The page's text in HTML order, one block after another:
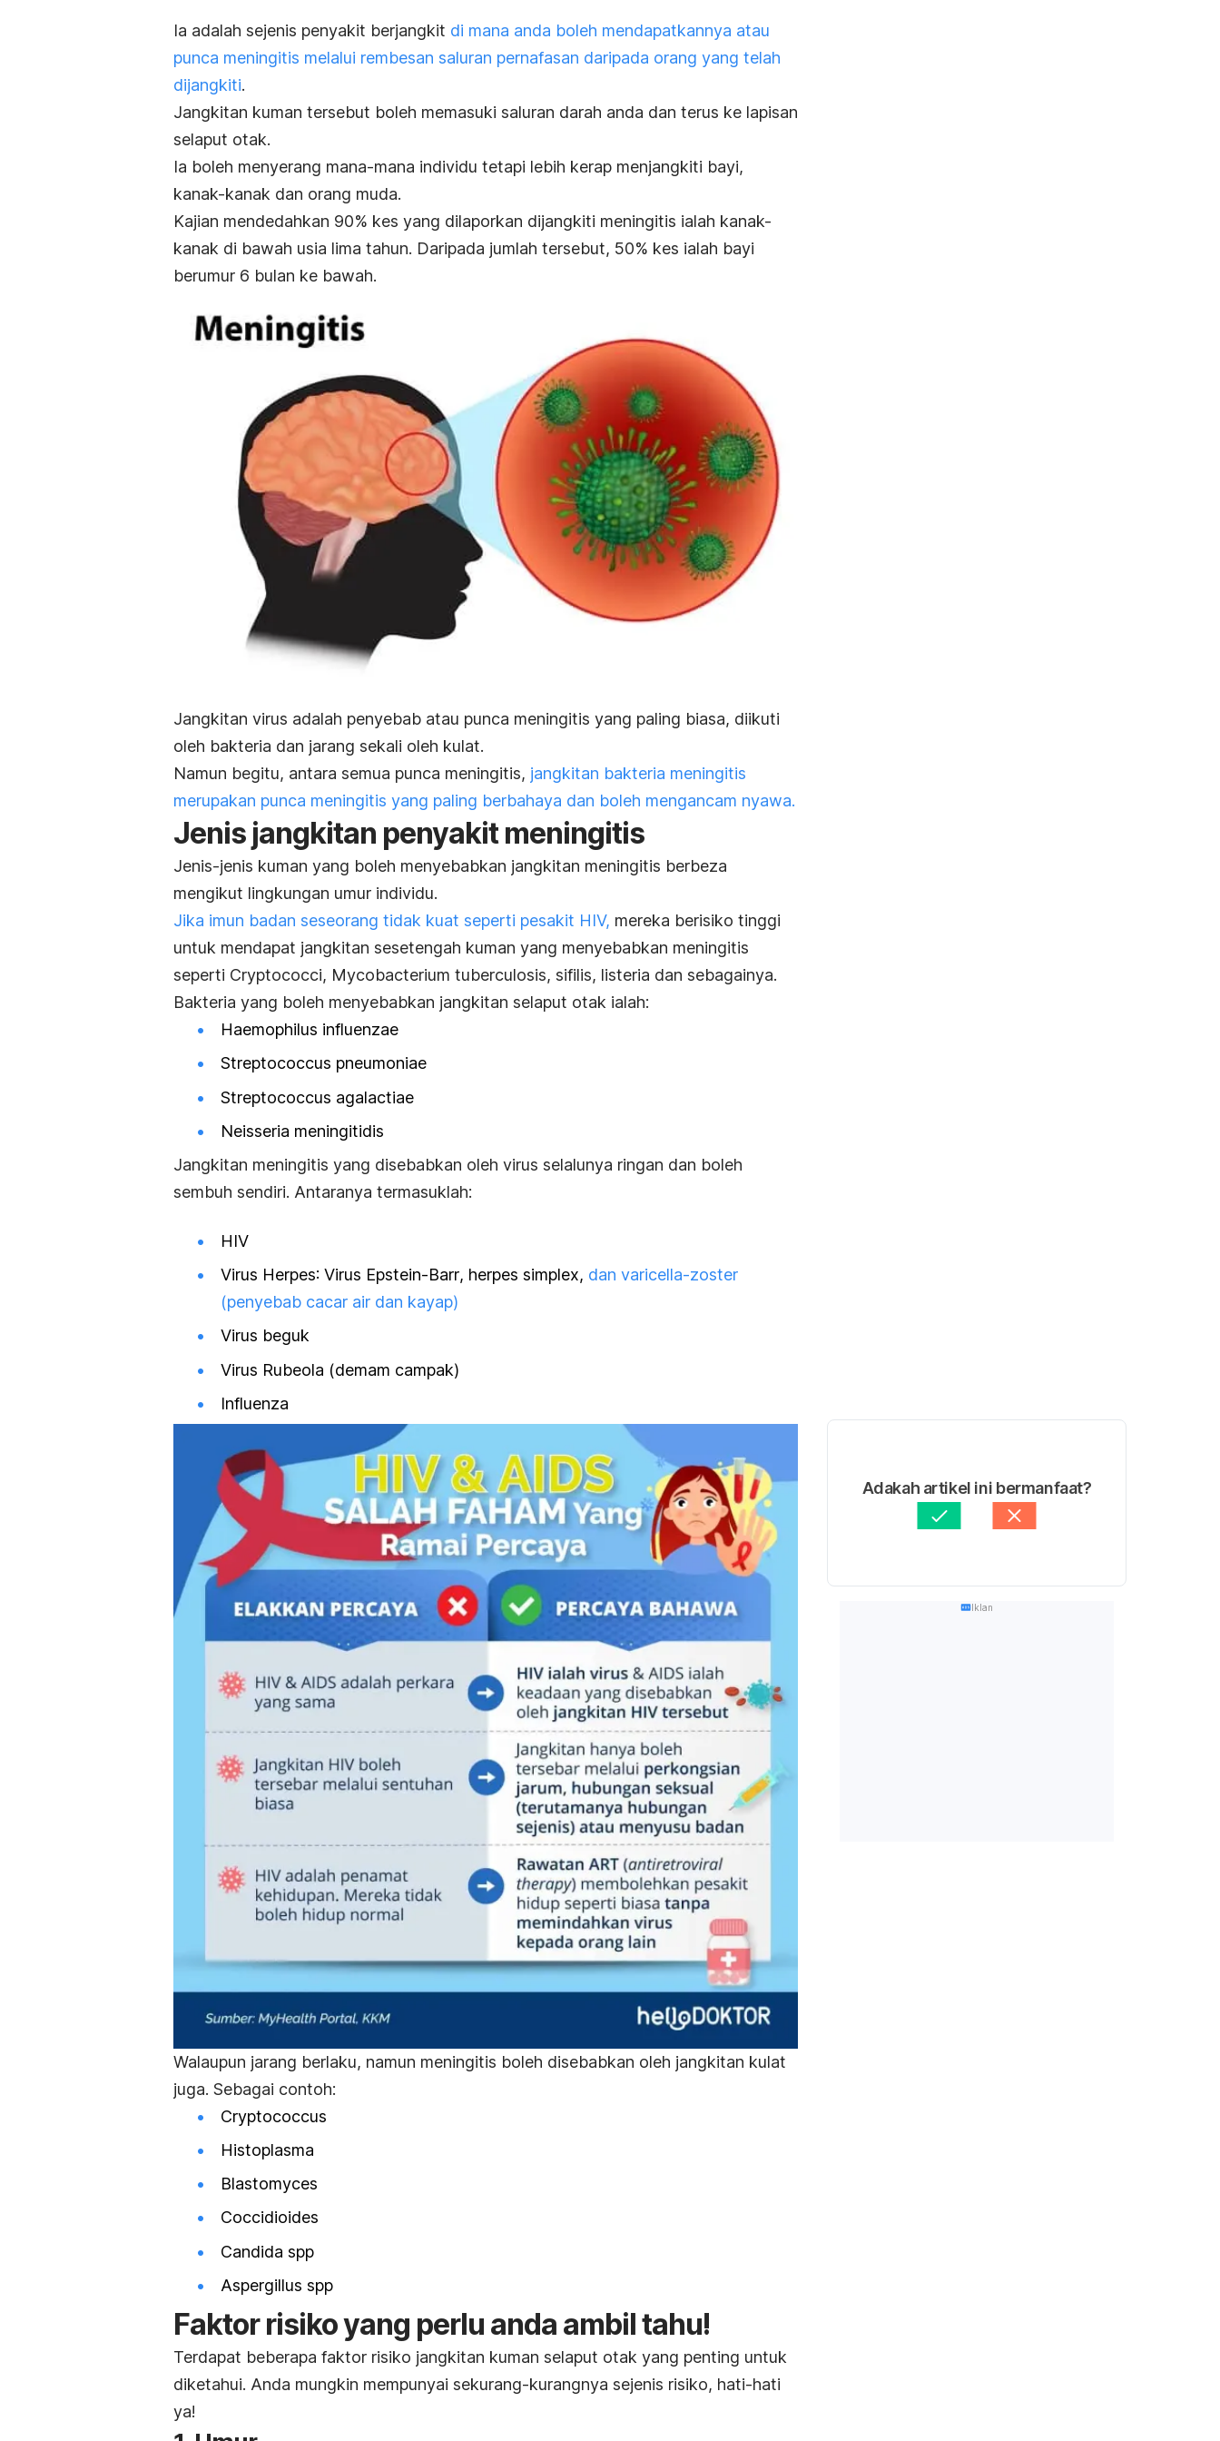
Ia adalah sejenis penyakit berjangkit di mana anda boleh mendapatkannya atau
punca meningitis melalui rembesan saluran pernafasan daripada orang yang telah
dijangkiti.
Jangkitan kuman tersebut boleh memasuki saluran darah anda dan terus ke lapisan
selaput otak.
Ia boleh menyerang mana-mana individu tetapi lebih kerap menjangkiti bayi,
kanak-kanak dan orang muda.
Kajian mendedahkan 90% kes yang dilaporkan dijangkiti meningitis ialah kanak-
kanak di bawah usia lima tahun. Daripada jumlah tersebut, 50% kes ialah bayi
berumur 6 bulan ke bawah.
Jangkitan virus adalah penyebab atau punca meningitis yang paling biasa, diikuti
oleh bakteria dan jarang sekali oleh kulat.
Namun begitu, antara semua punca meningitis, jangkitan bakteria meningitis
merupakan punca meningitis yang paling berbahaya dan boleh mengancam nyawa.
Jenis jangkitan penyakit meningitis
Jenis-jenis kuman yang boleh menyebabkan jangkitan meningitis berbeza
mengikut lingkungan umur individu.
Jika imun badan seseorang tidak kuat seperti pesakit HIV, mereka berisiko tinggi
untuk mendapat jangkitan sesetengah kuman yang menyebabkan meningitis
seperti Cryptococci, Mycobacterium tuberculosis, sifilis, listeria dan sebagainya.
Bakteria yang boleh menyebabkan jangkitan selaput otak ialah:
Haemophilus influenzae
Streptococcus pneumoniae
Streptococcus agalactiae
Neisseria meningitidis
Jangkitan meningitis yang disebabkan oleh virus selalunya ringan dan boleh
sembuh sendiri. Antaranya termasuklah:
HIV
Virus Herpes: Virus Epstein-Barr, herpes simplex, dan varicella-zoster
(penyebab cacar air dan kayap)
Virus beguk
Virus Rubeola (demam campak)
Influenza
Walaupun jarang berlaku, namun meningitis boleh disebabkan oleh jangkitan kulat
juga. Sebagai contoh:
Cryptococcus
Histoplasma
Blastomyces
Coccidioides
Candida spp
Aspergillus spp
Faktor risiko yang perlu anda ambil tahu!
Terdapat beberapa faktor risiko jangkitan kuman selaput otak yang penting untuk
diketahui. Anda mungkin mempunyai sekurang-kurangnya sejenis risiko, hati-hati
ya!
Adakah artikel ini bermanfaat?
Iklan